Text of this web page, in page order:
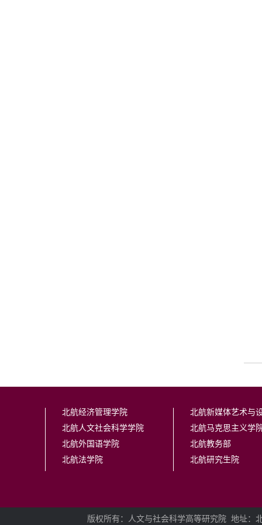
北航经济管理学院
北航人文社会科学学院
北航外国语学院
北航法学院
北航新媒体艺术与
北航马克思主义学
北航教务部
北航研究生院
版权所有：人文与社会科学高等研究院 地址：